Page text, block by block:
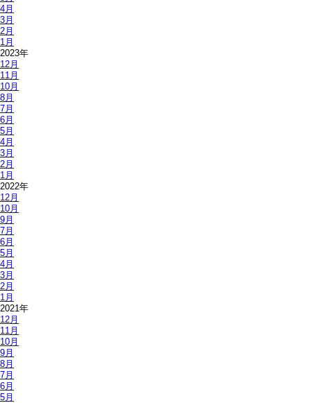
4月
3月
2月
1月
2023年
12月
11月
10月
8月
7月
6月
5月
4月
3月
2月
1月
2022年
12月
10月
9月
7月
6月
5月
4月
3月
2月
1月
2021年
12月
11月
10月
9月
8月
7月
6月
5月